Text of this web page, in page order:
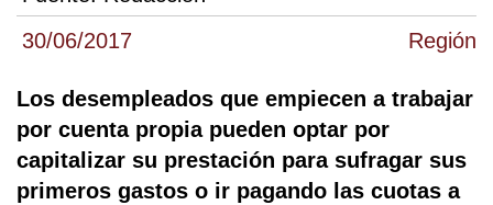
30/06/2017 Región
Los desempleados que empiecen a trabajar
por cuenta propia pueden optar por
capitalizar su prestación para sufragar sus
primeros gastos o ir pagando las cuotas a